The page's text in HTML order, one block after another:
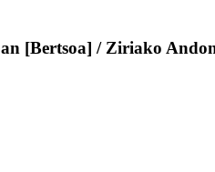
[Bertsoa] / Ziriako